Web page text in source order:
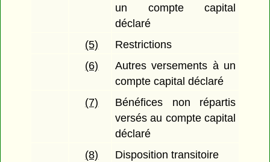
un compte capital
déclaré
(5)
Restrictions
(6)
Autres versements à un
compte capital déclaré
(7)
Bénéfices non répartis
versés au compte capital
déclaré
(8)
Disposition transitoire